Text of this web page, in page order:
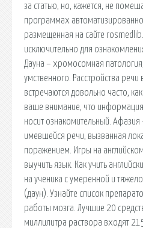
за статью, но, кажется, не
программах
размещенная на сайте
исключительно для
Дауна – хромосомная
умственного. Расстройства
встречаются довольно часто,
ваше внимание, что
носит ознакомительный. Афазия
имевшейся речи, вызванная
поражением. Игры на
выучить язык. Как учить
на ученика с умеренной и
(даун). Узнайте список
работы мозга. Лучшие 20
миллилитра раствора входят